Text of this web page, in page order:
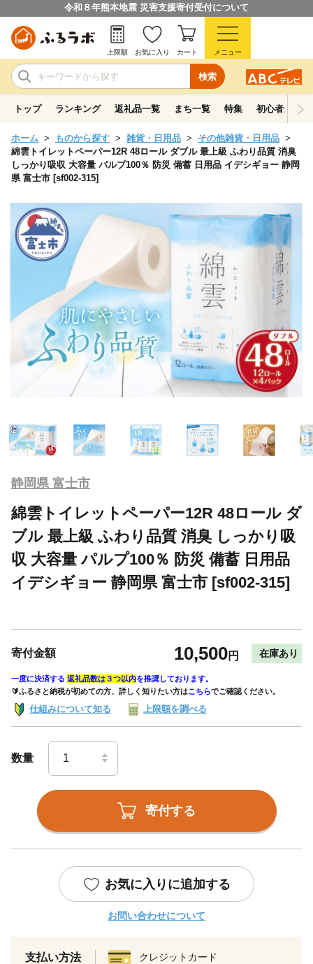
令和８年熊本地震 災害支援寄付受付について
検索
上限額 お気に入り カート メニュー
トップ ランキング 返礼品一覧 まち一覧 特集 初心者ガイド
ホーム ものから探す 雑貨・日用品
その他雑貨・日用品
綿雲トイレットペーパー12R 48ロール ダブル 最上級 ふわり品質 消臭
しっかり吸収 大容量 パルプ100％ 防災 備蓄 日用品 イデシギョー 静岡
県 富士市 [sf002-315]
静岡県 富士市
綿雲トイレットペーパー12R 48ロール ダ
ブル 最上級 ふわり品質 消臭 しっかり吸
収 大容量 パルプ100％ 防災 備蓄 日用品
イデシギョー 静岡県 富士市 [sf002-315]
寄付金額 10,500円 在庫あり
一度に決済する 返礼品数は３つ以内を推奨しております。
🔰ふるさと納税が初めての方、詳しく知りたい方はこちらでご確認ください。
仕組みについて知る 上限額を調べる
数量
寄付する
お気に入りに追加する
お問い合わせについて
支払い方法 クレジットカード